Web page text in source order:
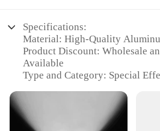
Specifications:
Material: High-Quality
Product Discount: Wholesale
Available
Type and Category: Special
Design and Style: Sleek,
Versatile Mounting Options
Usage and Purpose: Enhances